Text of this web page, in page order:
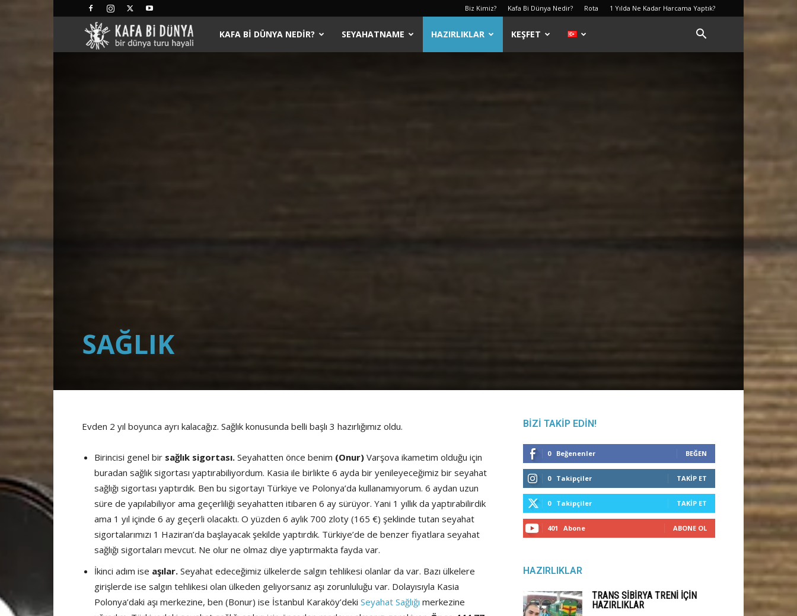
Biz Kimiz? Kafa Bi Dünya Nedir? Rota 1 Yılda Ne Kadar Harcama Yaptık?
Kafa
KAFA BI DÜNYA NEDIR? SEYAHATNAME HAZIRLIKLAR KEŞFET
SAĞLIK
Evden 2 yıl boyunca ayrı kalacağız. Sağlık konusunda belli başlı 3 hazırlığımız oldu.
Birincisi genel bir sağlık sigortası. Seyahatten önce benim (Onur) Varşova ikametim olduğu için
buradan sağlık sigortası yaptırabiliyordum. Kasia ile birlikte 6 ayda bir yenileyeceğimiz bir seyahat
sağlığı sigortası yaptırdık. Ben bu sigortayı Türkiye ve Polonya’da kullanamıyorum. 6 aydan uzun
süre de yapılabiliyor ama geçerliliği seyahatten itibaren 6 ay sürüyor. Yani 1 yıllık da yaptırabilirdik
ama 1 yıl içinde 6 ay geçerli olacaktı. O yüzden 6 aylık 700 zloty (165 €) şeklinde tutan seyahat
sigortalarımızı 1 Haziran’da başlayacak şekilde yaptırdık. Türkiye’de de benzer fiyatlara seyahat
sağlığı sigortaları mevcut. Ne olur ne olmaz diye yaptırmakta fayda var.
İkinci adım ise aşılar. Seyahat edeceğimiz ülkelerde salgın tehlikesi olanlar da var. Bazı ülkelere
girişlerde ise salgın tehlikesi olan ülkeden geliyorsanız aşı zorunluluğu var. Dolayısıyla Kasia
Polonya’daki aşı merkezine, ben (Bonur) ise İstanbul Karaköy’deki Seyahat Sağlığı merkezine
BIZI TAKIP EDIN!
0 Beğenenler BEĞEN
0 Takipçiler TAKIP ET
0 Takipçiler TAKIP ET
401 Abone ABONE OL
HAZIRLIKLAR
TRANS SIBIRYA TRENI İÇIN
HAZIRLIKLAR